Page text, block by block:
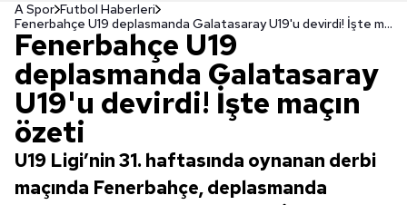
A Spor Futbol Haberleri
Fenerbahçe U19 deplasmanda Galatasaray U19'u devirdi! İşte maçın özeti
Fenerbahçe U19
deplasmanda Galatasaray
U19'u devirdi! İşte maçın
özeti
U19 Ligi’nin 31. haftasında oynanan derbi
maçında Fenerbahçe, deplasmanda